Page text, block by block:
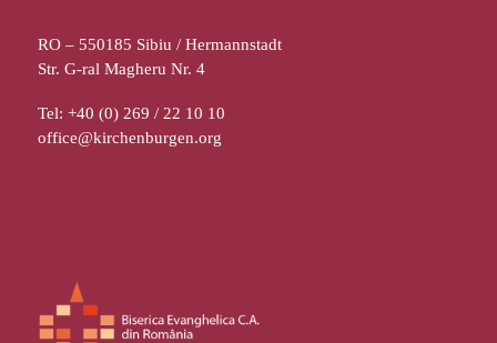
RO – 550185 Sibiu / Hermannstadt
Str. G-ral Magheru Nr. 4
Tel: +40 (0) 269 / 22 10 10
office@kirchenburgen.org